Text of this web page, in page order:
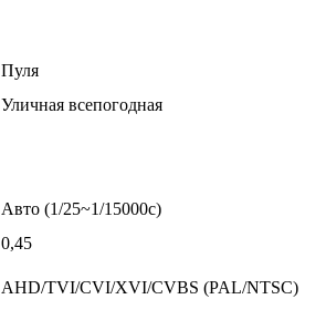
Пуля
Уличная всепогодная
Авто (1/25~1/15000с)
0,45
AHD/TVI/CVI/XVI/CVBS (PAL/NTSC)